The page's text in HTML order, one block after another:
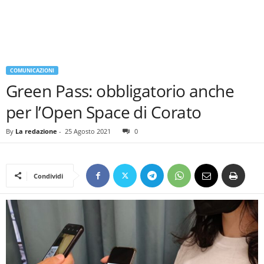
Green Pass: obbligatorio anche
per l’Open Space di Corato
By La redazione 25 Agosto 2021